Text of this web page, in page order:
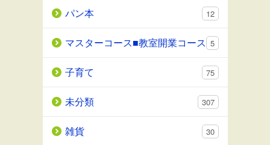
パン本 12
マスターコース■教室開業コース 5
子育て 75
未分類 307
雑貨 30